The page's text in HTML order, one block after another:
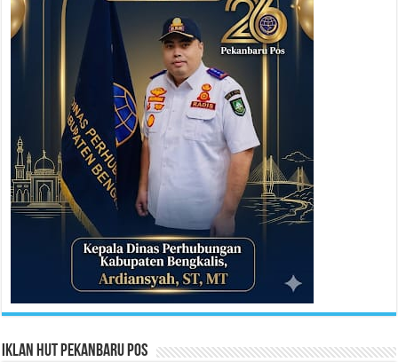
Iklan HUT Pekanbaru Pos